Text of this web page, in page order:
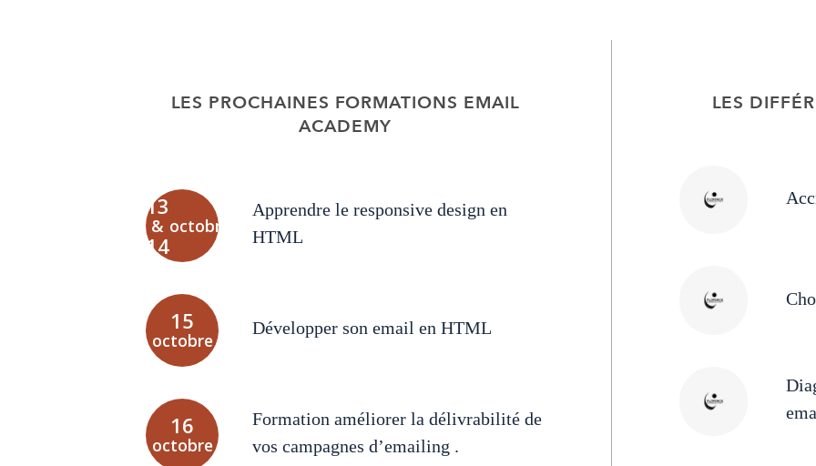
LES PROCHAINES FORMATIONS EMAIL
ACADEMY
13
&
14
octobre
Apprendre le responsive design en
HTML
15
octobre
Développer son email en HTML
16
octobre
Formation améliorer la délivrabilité de
vos campagnes d’emailing .
LES